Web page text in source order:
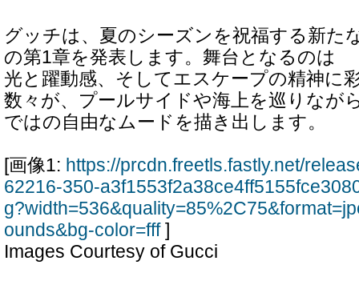
グッチは、夏のシーズンを祝福する新た
の第1章を発表します。舞台となる
光と躍動感、そしてエスケープの精神に
数々が、プールサイドや海上を巡りなが
ではの自由なムードを描き出します。
[画像1: https://prcdn.freetls.fastly.net/
62216-350-
ounds&bg-color=fff]
Images Courtesy of Gucci